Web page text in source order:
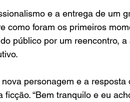
e a entrega de um
como foram os primeiros
público por um reencontro, a
personagem e a resposta
“Bem tranquilo e eu